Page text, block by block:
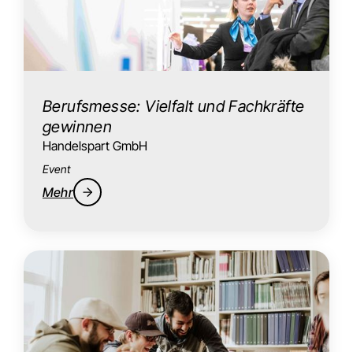
Berufsmesse: Vielfalt und Fachkräfte
gewinnen
Handelspart GmbH
Event
Mehr